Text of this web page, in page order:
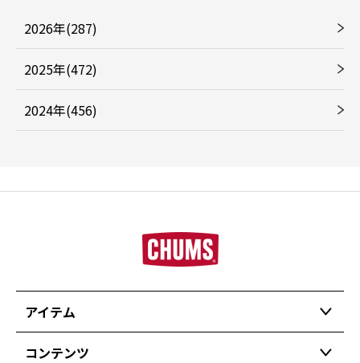
2026年(287)
2025年(472)
2024年(456)
アイテム
コンテンツ